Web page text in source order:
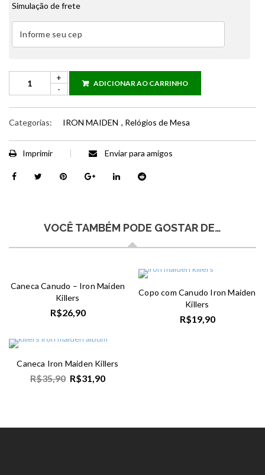
Simulação de frete
ADICIONAR AO CARRINHO
Categorias: IRON MAIDEN , Relógios de Mesa
Imprimir Enviar para amigos
VOCÊ TAMBÉM PODE GOSTAR DE…
Caneca Canudo – Iron Maiden
Killers
R$26,90
Copo com Canudo Iron Maiden
Killers
R$19,90
Caneca Iron Maiden Killers
R$35,90 R$31,90